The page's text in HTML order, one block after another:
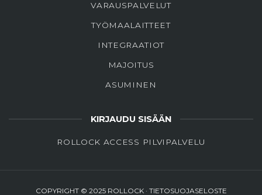
VARAUSPALVELUT
TYÖMAALAITTEET
INTEGRAATIOT
MAJOITUS
ASUMINEN
KIRJAUDU SISÄÄN
ROLLOCK ACCESS PILVIPALVELU
COPYRIGHT © 2025 ROLLOCK · TIETOSUOJASELOSTE